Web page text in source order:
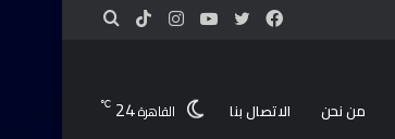
من نحن الاتصال بنا القاهرة24
℃